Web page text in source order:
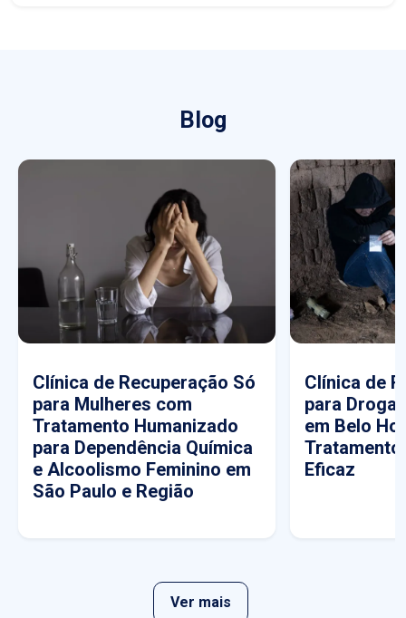
Blog
Clínica de Recuperação Só
para Mulheres com
Tratamento Humanizado
para Dependência Química
e Alcoolismo Feminino em
São Paulo e Região
Clínica de
para
em Belo
Tratamento
Eficaz
Ver mais